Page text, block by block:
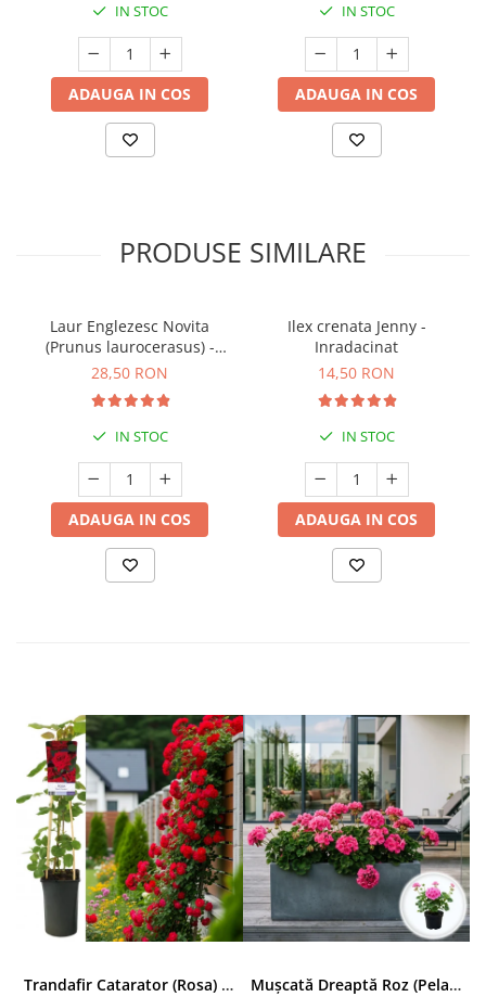
IN STOC
ADAUGA IN COS
IN STOC
ADAUGA IN COS
PRODUSE SIMILARE
Laur Englezesc Novita
(Prunus laurocerasus) -
40cm (P9)
28,50 RON
IN STOC
ADAUGA IN COS
Ilex crenata Jenny -
Inradacinat
14,50 RON
IN STOC
ADAUGA IN COS
Trandafir Catarator (Rosa) Red Climber - 75cm Mușcată Dreaptă Roz (Pelargonium Zonale)